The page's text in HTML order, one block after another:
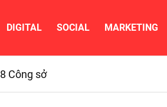
DIGITAL SOCIAL MARKETING
8 Công sở